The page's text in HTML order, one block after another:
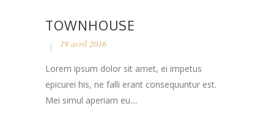
TOWNHOUSE
19 avril 2016
Lorem ipsum dolor sit amet, ei impetus
epicurei his, ne falli erant consequuntur est.
Mei simul aperiam eu....